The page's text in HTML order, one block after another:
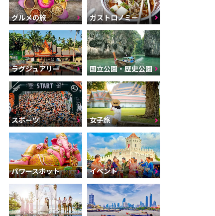
グルメの旅 ガストロノミー
ラグジュアリー 国立公園・歴史公園
スポーツ 女子旅
パワースポット イベント